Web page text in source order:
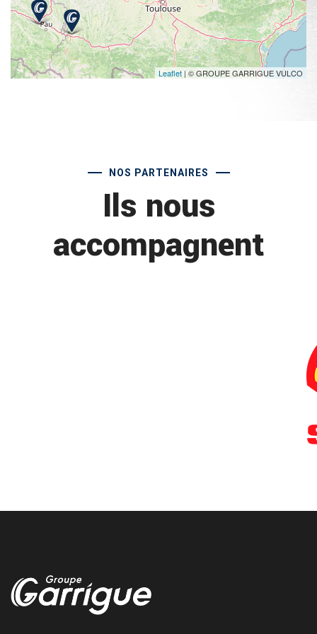
Leaflet | © GROUPE GARRIGUE VULCO
NOS PARTENAIRES
Ils nous
accompagnent
Odos depannage voiture
Nous vous depannons rapidement votre voiture autour de Odos